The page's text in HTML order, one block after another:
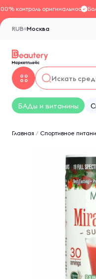
контроль оригинальности
Москва
RUB
БАДы и витамины
Главная / Спортивное